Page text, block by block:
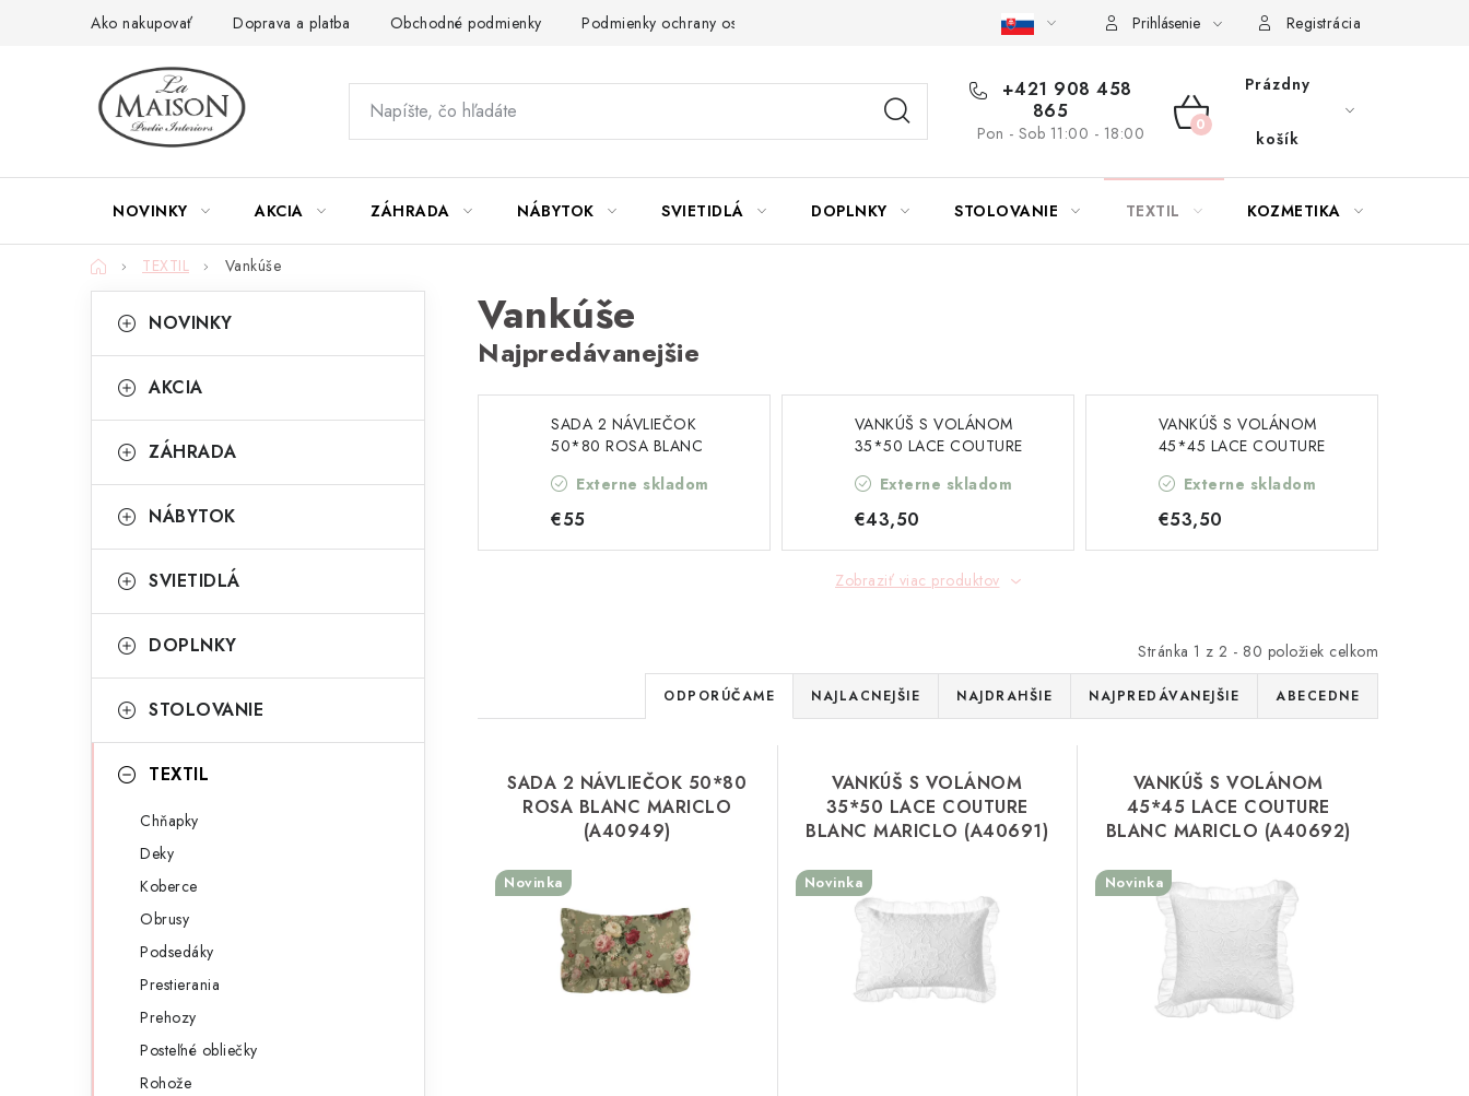
Ako nakupovať Doprava a platba Obchodné podmienky Podmienky ochrany osobných údajov Návod na údržbu nábytku Reklamačný poriadok Pravidlá zliav a akcií
Prihlásenie Registrácia
+421 908 458
865
Pon - Sob 11:00 - 18:00
NÁKUPNÝ
KOŠÍK
Prázdny
košík
NOVINKY AKCIA ZÁHRADA NÁBYTOK SVIETIDLÁ DOPLNKY STOLOVANIE TEXTIL KOZMETIKA
DomovTEXTIL Vankúše
o
n
ý
a
n
l
kategórie
a
e
ó
i
NOVINKY
AKCIA
ZÁHRADA
NÁBYTOK
SVIETIDLÁ
DOPLNKY
STOLOVANIE
TEXTIL
Chňapky
Deky
Koberce
Obrusy
Podsedáky
Prestierania
Prehozy
Posteľné obliečky
Rohože
Vankúše
Najpredávanejšie
SADA 2 NÁVLIEČOK
50*80 ROSA BLANC
Externe skladom
€55
VANKÚŠ S VOLÁNOM
35*50 LACE COUTURE
(A40691)
Externe skladom
€43,50
VANKÚŠ S VOLÁNOM
45*45 LACE COUTURE
(A40692)
Externe skladom
€53,50
Zobraziť viac produktov
Stránka 1 z 2 - 80 položiek celkom
R
a
d
e
n
i
e
p
ODPORÚČAME NAJLACNEJŠIE NAJDRAHŠIE NAJPREDÁVANEJŠIE ABECEDNE
SADA 2 NÁVLIEČOK 50*80
ROSA BLANC MARICLO
(A40949)
Novinka
VANKÚŠ S VOLÁNOM
35*50 LACE COUTURE
BLANC MARICLO (A40691)
Novinka
VANKÚŠ S VOLÁNOM
45*45 LACE COUTURE
BLANC MARICLO (A40692)
Novinka